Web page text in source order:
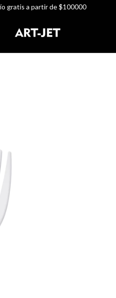
gratis a partir de $100000